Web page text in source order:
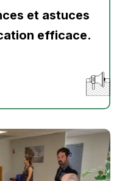
et astuces
efficace.